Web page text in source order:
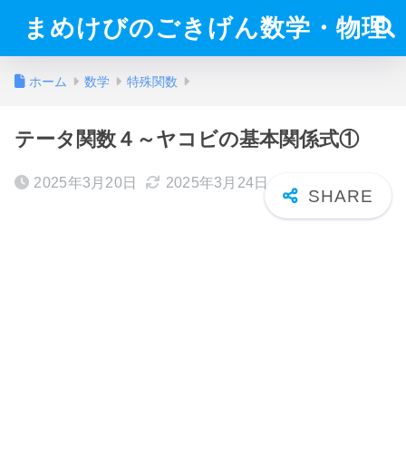
まめけびのごきげん数学・物理
ホーム 数学 特殊関数
テータ関数４～ヤコビの基本関係式①
2025年3月20日 2025年3月24日